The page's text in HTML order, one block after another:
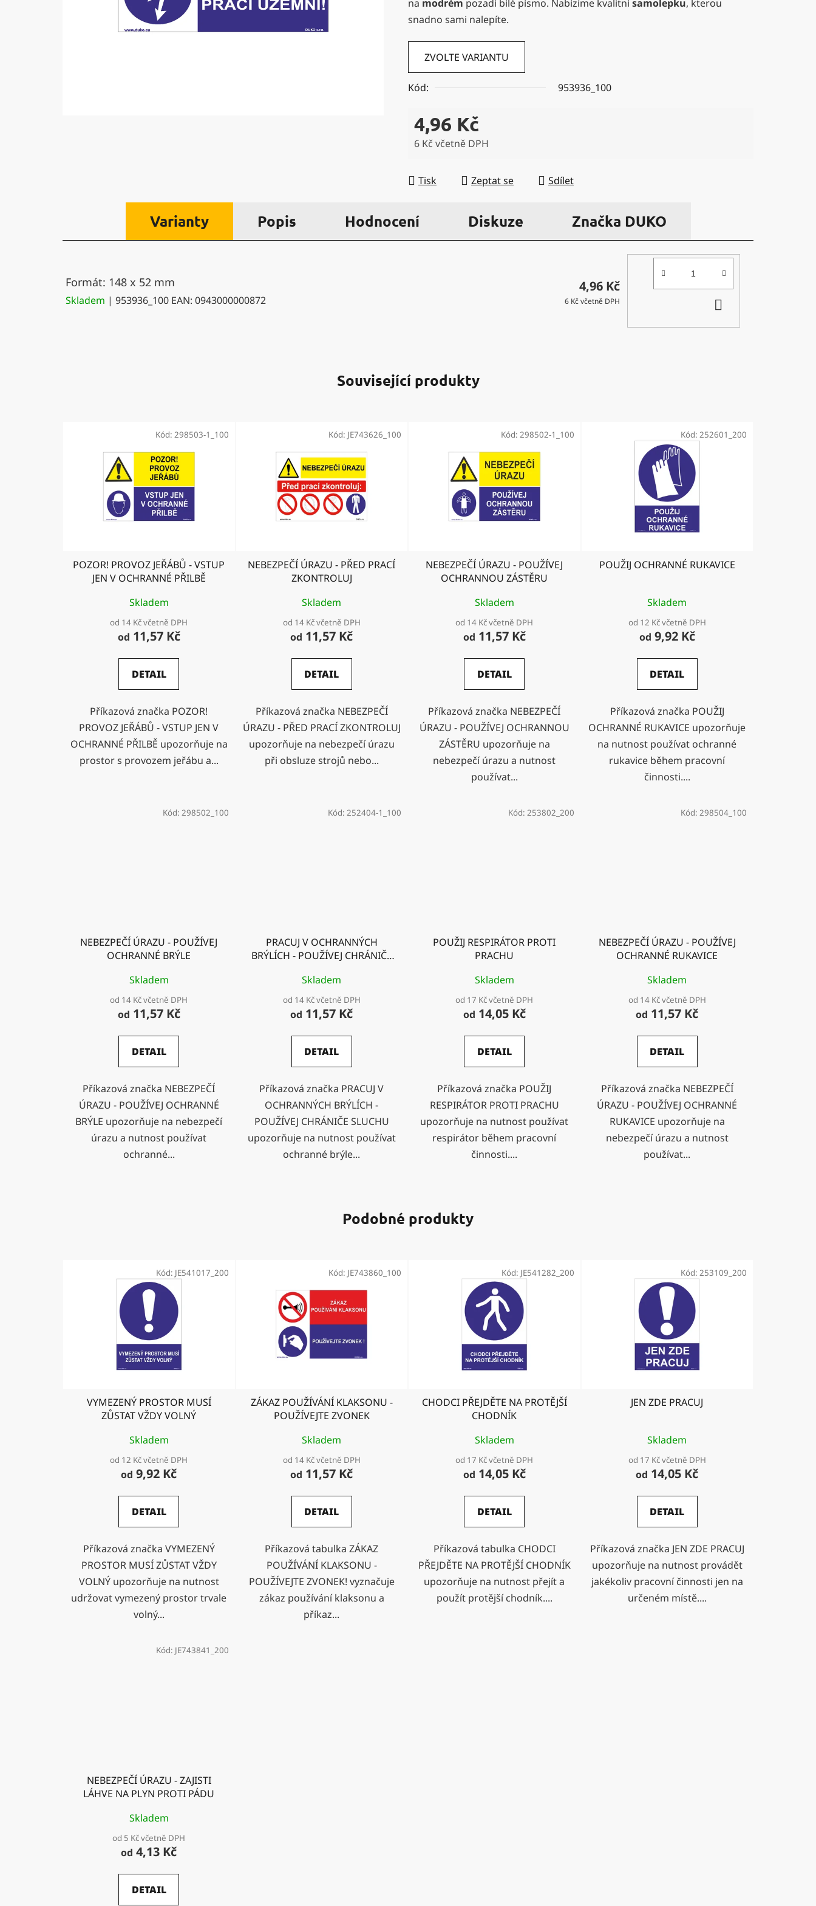
5
hvězdiček.
na modrém pozadí bílé písmo. Nabízíme kvalitnísamolepku, kterou
snadno sami nalepíte.
ZVOLTE VARIANTU
Kód: 953936_100
4,96 Kč
6 Kč včetně DPH
Tisk
Zeptat se Sdílet
Varianty Popis Hodnocení Diskuze Značka DUKO
Formát: 148 x 52 mm
Skladem | 953936_100 EAN: 0943000000872
4,96 Kč
6 Kč včetně DPH
KOŠÍKU
Související produkty
POZOR! PROVOZ JEŘÁBŮ - VSTUP
JEN V OCHRANNÉ PŘILBĚ
Skladem
od 14 Kč včetně DPH
od 11,57 Kč
DETAIL
Příkazová značka POZOR!
PROVOZ JEŘÁBŮ - VSTUP JEN V
OCHRANNÉ PŘILBĚ upozorňuje na
prostor s provozem jeřábu a...
Kód: 298503-1_100
NEBEZPEČÍ ÚRAZU - PŘED PRACÍ
ZKONTROLUJ
Skladem
od 14 Kč včetně DPH
od 11,57 Kč
DETAIL
Příkazová značka NEBEZPEČÍ
ÚRAZU - PŘED PRACÍ ZKONTROLUJ
upozorňuje na nebezpečí úrazu
při obsluze strojů nebo...
Kód: JE743626_100
NEBEZPEČÍ ÚRAZU - POUŽÍVEJ
OCHRANNOU ZÁSTĚRU
Skladem
od 14 Kč včetně DPH
od 11,57 Kč
DETAIL
Příkazová značka NEBEZPEČÍ
ÚRAZU - POUŽÍVEJ OCHRANNOU
ZÁSTĚRU upozorňuje na
nebezpečí úrazu a nutnost
používat...
Kód: 298502-1_100
POUŽIJ OCHRANNÉ RUKAVICE
Skladem
od 12 Kč včetně DPH
od 9,92 Kč
DETAIL
Příkazová značka POUŽIJ
OCHRANNÉ RUKAVICE upozorňuje
na nutnost používat ochranné
rukavice během pracovní
činnosti....
Kód: 252601_200
NEBEZPEČÍ ÚRAZU - POUŽÍVEJ
OCHRANNÉ BRÝLE
Skladem
od 14 Kč včetně DPH
od 11,57 Kč
DETAIL
Příkazová značka NEBEZPEČÍ
ÚRAZU - POUŽÍVEJ OCHRANNÉ
BRÝLE upozorňuje na nebezpečí
úrazu a nutnost používat
ochranné...
Kód: 298502_100
PRACUJ V OCHRANNÝCH
BRÝLÍCH - POUŽÍVEJ CHRÁNIČE
Skladem
od 14 Kč včetně DPH
od 11,57 Kč
DETAIL
Příkazová značka PRACUJ V
OCHRANNÝCH BRÝLÍCH -
POUŽÍVEJ CHRÁNIČE SLUCHU
upozorňuje na nutnost používat
ochranné brýle...
Kód: 252404-1_100
POUŽIJ RESPIRÁTOR PROTI
PRACHU
Skladem
od 17 Kč včetně DPH
od 14,05 Kč
DETAIL
Příkazová značka POUŽIJ
RESPIRÁTOR PROTI PRACHU
upozorňuje na nutnost používat
respirátor během pracovní
činnosti....
Kód: 253802_200
NEBEZPEČÍ ÚRAZU - POUŽÍVEJ
OCHRANNÉ RUKAVICE
Skladem
od 14 Kč včetně DPH
od 11,57 Kč
DETAIL
Příkazová značka NEBEZPEČÍ
ÚRAZU - POUŽÍVEJ OCHRANNÉ
RUKAVICE upozorňuje na
nebezpečí úrazu a nutnost
používat...
Kód: 298504_100
Podobné produkty
VYMEZENÝ PROSTOR MUSÍ
ZŮSTAT VŽDY VOLNÝ
Skladem
od 12 Kč včetně DPH
od 9,92 Kč
DETAIL
Příkazová značka VYMEZENÝ
PROSTOR MUSÍ ZŮSTAT VŽDY
VOLNÝ upozorňuje na nutnost
udržovat vymezený prostor trvale
volný...
Kód: JE541017_200
ZÁKAZ POUŽÍVÁNÍ KLAKSONU -
POUŽÍVEJTE ZVONEK
Skladem
od 14 Kč včetně DPH
od 11,57 Kč
DETAIL
Příkazová tabulka ZÁKAZ
POUŽÍVÁNÍ KLAKSONU -
POUŽÍVEJTE ZVONEK! vyznačuje
zákaz používání klaksonu a
příkaz...
Kód: JE743860_100
CHODCI PŘEJDĚTE NA PROTĚJŠÍ
CHODNÍK
Skladem
od 17 Kč včetně DPH
od 14,05 Kč
DETAIL
Příkazová tabulka CHODCI
PŘEJDĚTE NA PROTĚJŠÍ CHODNÍK
upozorňuje na nutnost přejít a
použít protější chodník....
Kód: JE541282_200
JEN ZDE PRACUJ
Skladem
od 17 Kč včetně DPH
od 14,05 Kč
DETAIL
Příkazová značka JEN ZDE PRACUJ
upozorňuje na nutnost provádět
jakékoliv pracovní činnosti jen na
určeném místě....
Kód: 253109_200
NEBEZPEČÍ ÚRAZU - ZAJISTI
LÁHVE NA PLYN PROTI PÁDU
Skladem
od 5 Kč včetně DPH
od 4,13 Kč
DETAIL
Kód: JE743841_200